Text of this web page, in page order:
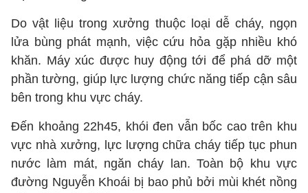
Do vật liệu trong xưởng thuộc loại dễ cháy, ngọn
lửa bùng phát mạnh, việc cứu hỏa gặp nhiều khó
khăn. Máy xúc được huy động tới để phá dỡ một
phần tường, giúp lực lượng chức năng tiếp cận sâu
bên trong khu vực cháy.
Đến khoảng 22h45, khói đen vẫn bốc cao trên khu
vực nhà xưởng, lực lượng chữa cháy tiếp tục phun
nước làm mát, ngăn cháy lan. Toàn bộ khu vực
đường Nguyễn Khoái bị bao phủ bởi mùi khét nồng